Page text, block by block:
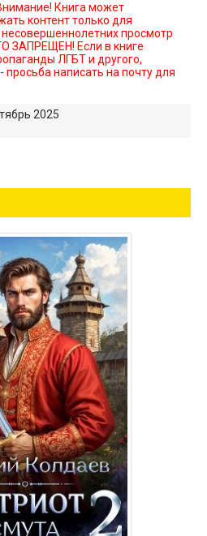
Книга может
контент только для
просмотр
ЗАПРЕЩЕН! Если в книге
ЛГБТ и другого,
просьба написать на почту для
2025